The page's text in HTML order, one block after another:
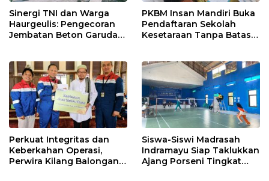
Sinergi TNI dan Warga
Haurgeulis: Pengecoran
Jembatan Beton Garuda
PKBM Insan Mandiri Buka
Pendaftaran Sekolah
Kesetaraan Tanpa Batas
Perkuat Integritas dan
Keberkahan Operasi,
Perwira Kilang Balongan
Siswa-Siswi Madrasah
Indramayu Siap Taklukkan
Ajang Porseni Tingkat